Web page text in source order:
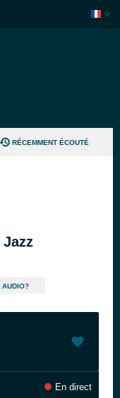
RÉCEMMENT ÉCOUTÉ
AUDIO?
En direct